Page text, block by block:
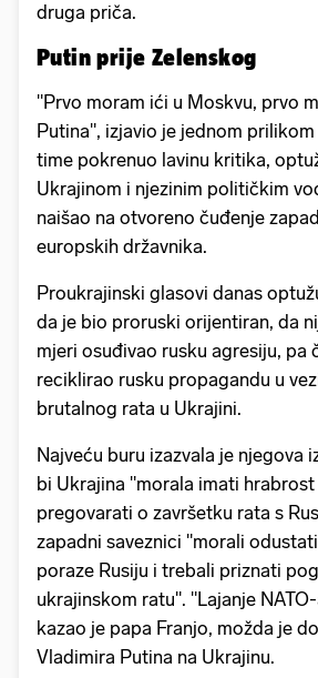
druga priča.
Putin prije Zelenskog
"Prvo moram ići u Moskvu, prvo
Putina", izjavio je jednom
time pokrenuo lavinu kritika,
Ukrajinom i njezinim političkim
naišao na otvoreno čuđenje
europskih državnika.
Proukrajinski glasovi danas
da je bio proruski orijentiran, da
mjeri osuđivao rusku agresiju, pa
reciklirao rusku propagandu u
brutalnog rata u Ukrajini.
Najveću buru izazvala je njegova
bi Ukrajina "morala imati
pregovarati o završetku rata s
zapadni saveznici "morali
poraze Rusiju i trebali priznati
ukrajinskom ratu". "Lajanje
kazao je papa Franjo, možda je
Vladimira Putina na Ukrajinu.